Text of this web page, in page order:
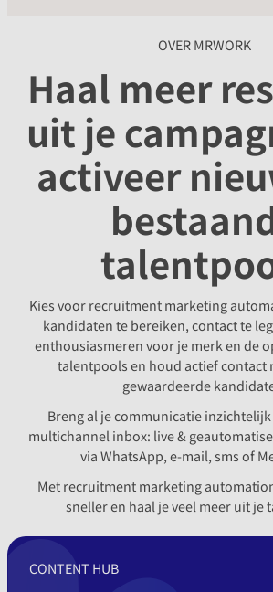
OVER MRWORK
Haal meer
uit je
activeer
Kies voor recruitment marketing
kandidaten te bereiken, contact te
enthousiasmeren voor je merk en de
talentpools en houd actief contact
gewaardeerde
Breng al je communicatie
multichannel inbox: live &
via WhatsApp, e-mail, sms of
Met recruitment marketing
sneller en haal je veel meer uit je
CONTENT HUB